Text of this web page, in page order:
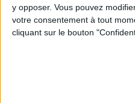
y opposer. Vous pouvez
votre consentement à tout
cliquant sur le bouton
Peut-on remplacer la
Consultation